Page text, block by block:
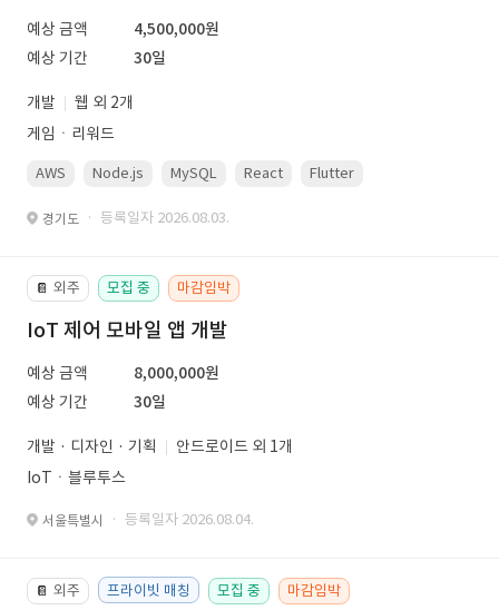
예상 금액
4,500,000원
예상 기간
30일
개발
웹 외 2개
게임ㆍ리워드
AWS Node.js MySQL React Flutter
경기도 · 등록일자 2026.08.03.
📔 외주 모집 중 마감임박
IoT 제어 모바일 앱 개발
예상 금액
8,000,000원
예상 기간
30일
개발 · 디자인 · 기획
안드로이드 외 1개
IoTㆍ블루투스
서울특별시 · 등록일자 2026.08.04.
📔 외주 프라이빗 매칭 모집 중 마감임박